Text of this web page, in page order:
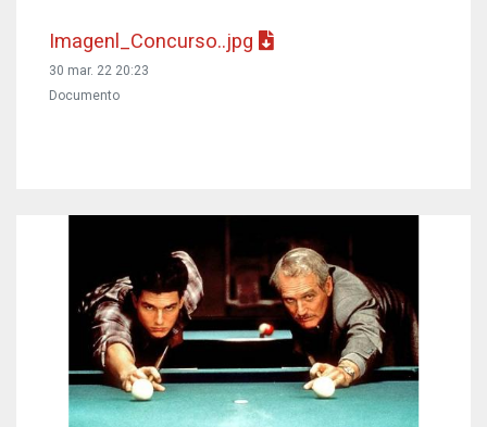
Imagenl_Concurso..jpg
30 mar. 22 20:23
Documento